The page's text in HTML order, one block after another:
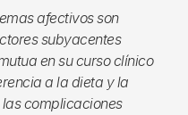
afectivos son
subyacentes
en su curso clínico
a la dieta y la
complicaciones